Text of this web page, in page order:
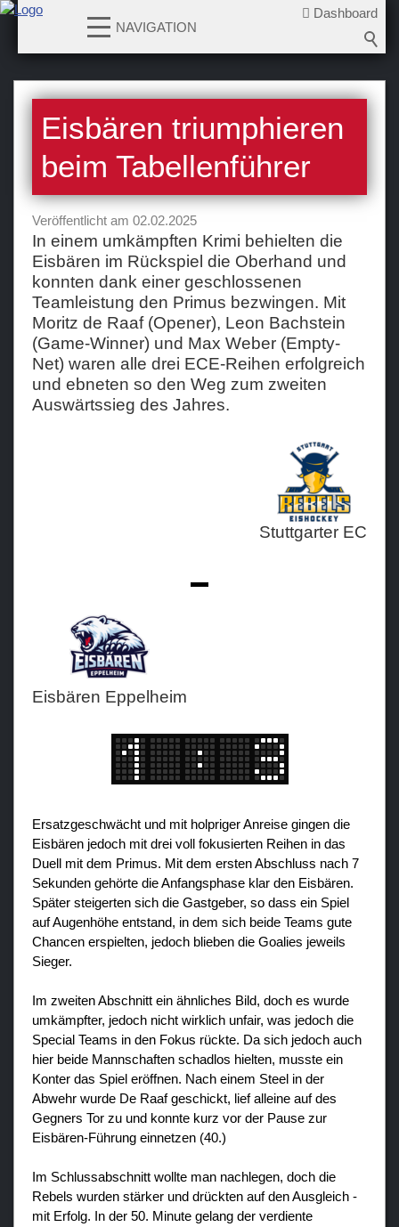
Dashboard
NAVIGATION
News
2026-2027
2025-2026
2024-2025
2022-2023
2021-2022
2020-2021
2019-2020
2018-2019
2017-2018
2016-2017
Eisbären triumphieren
beim Tabellenführer
Veröffentlicht am 02.02.2025
In einem umkämpften Krimi behielten die
Eisbären im Rückspiel die Oberhand und
konnten dank einer geschlossenen
Teamleistung den Primus bezwingen. Mit
Moritz de Raaf (Opener), Leon Bachstein
(Game-Winner) und Max Weber (Empty-
Net) waren alle drei ECE-Reihen erfolgreich
und ebneten so den Weg zum zweiten
Auswärtssieg des Jahres.
Stuttgarter EC
Eisbären Eppelheim
Ersatzgeschwächt und mit holpriger Anreise gingen die
Eisbären jedoch mit drei voll fokusierten Reihen in das
Duell mit dem Primus. Mit dem ersten Abschluss nach 7
Sekunden gehörte die Anfangsphase klar den Eisbären.
Später steigerten sich die Gastgeber, so dass ein Spiel
auf Augenhöhe entstand, in dem sich beide Teams gute
Chancen erspielten, jedoch blieben die Goalies jeweils
Sieger.
Im zweiten Abschnitt ein ähnliches Bild, doch es wurde
umkämpfter, jedoch nicht wirklich unfair, was jedoch die
Special Teams in den Fokus rückte. Da sich jedoch auch
hier beide Mannschaften schadlos hielten, musste ein
Konter das Spiel eröffnen. Nach einem Steel in der
Abwehr wurde De Raaf geschickt, lief alleine auf des
Gegners Tor zu und konnte kurz vor der Pause zur
Eisbären-Führung einnetzen (40.)
Im Schlussabschnitt wollte man nachlegen, doch die
Rebels wurden stärker und drückten auf den Ausgleich -
mit Erfolg. In der 50. Minute gelang der verdiente